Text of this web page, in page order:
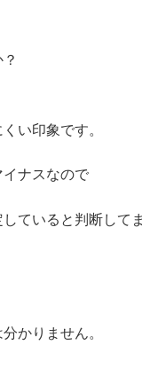
い印象です。
イナスなので
ていると判断してま
かりません。